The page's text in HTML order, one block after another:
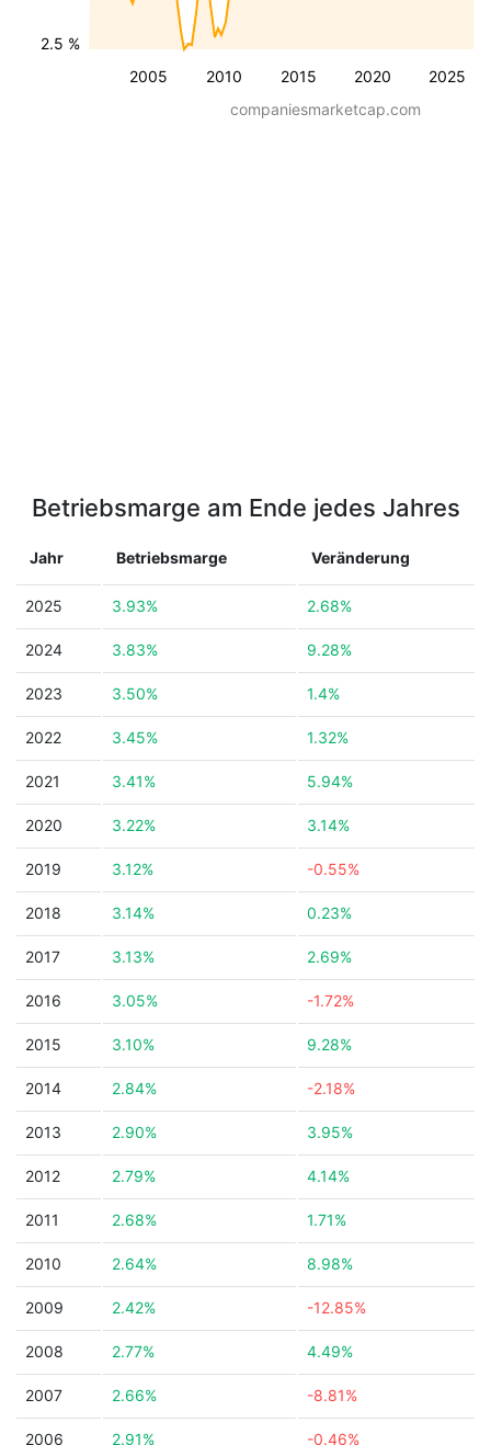
2005 2010 2015 2020 2025
2.5 %
companiesmarketcap.com
Betriebsmarge am Ende jedes Jahres
Jahr Betriebsmarge Veränderung
2025 3.93% 2.68%
2024 3.83% 9.28%
2023 3.50% 1.4%
2022 3.45% 1.32%
2021 3.41% 5.94%
2020 3.22% 3.14%
2019 3.12% -0.55%
2018 3.14% 0.23%
2017 3.13% 2.69%
2016 3.05% -1.72%
2015 3.10% 9.28%
2014 2.84% -2.18%
2013 2.90% 3.95%
2012 2.79% 4.14%
2011 2.68% 1.71%
2010 2.64% 8.98%
2009 2.42% -12.85%
2008 2.77% 4.49%
2007 2.66% -8.81%
2006 2.91% -0.46%